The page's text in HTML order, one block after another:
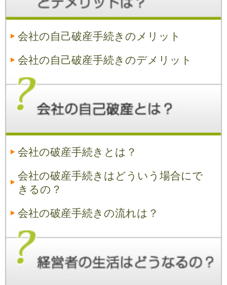
会社の自己破産手続きのメリット
会社の自己破産手続きのデメリット
会社の破産手続きとは？
会社の破産手続きはどういう場合にで
きるの？
会社の破産手続きの流れは？